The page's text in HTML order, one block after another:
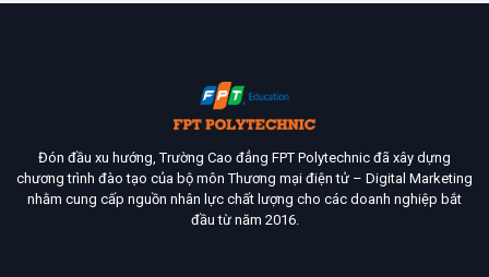
Đón đầu xu hướng, Trường Cao đẳng FPT Polytechnic đã xây dựng
chương trình đào tạo của bộ môn Thương mại điện tử – Digital Marketing
nhằm cung cấp nguồn nhân lực chất lượng cho các doanh nghiệp bắt
đầu từ năm 2016.